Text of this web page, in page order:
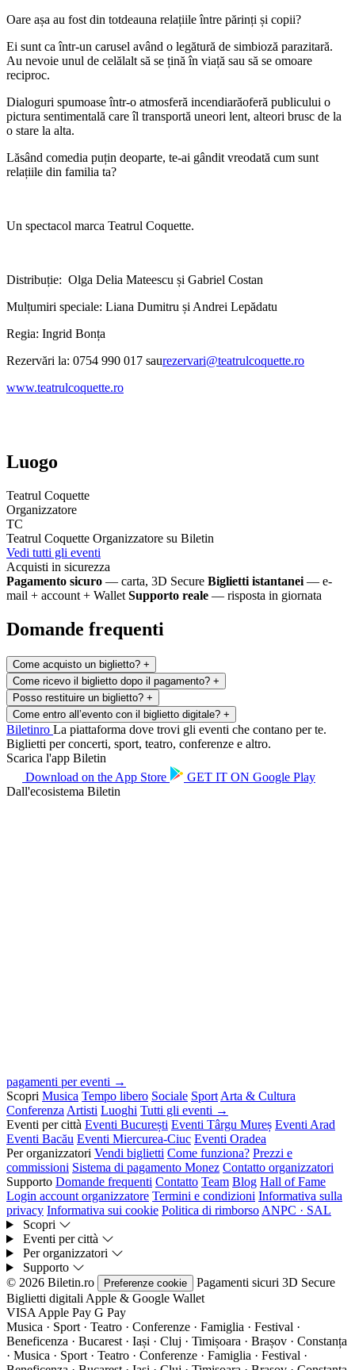
Oare așa au fost din totdeauna relațiile între părinți și copii?
Ei sunt ca într-un carusel având o legătură de simbioză parazitară.
Au nevoie unul de celălalt să se țină în viață sau să se omoare
reciproc.
Dialoguri spumoase într-o atmosferă incendiarăoferă publicului o
pictura sentimentală care îl transportă uneori lent, alteori brusc de la
o stare la alta.
Lăsând comedia puțin deoparte, te-ai gândit vreodată cum sunt
relațiile din familia ta?
Un spectacol marca Teatrul Coquette.
Distribuție: Olga Delia Mateescu și Gabriel Costan
Mulțumiri speciale: Liana Dumitru și Andrei Lepădatu
Regia: Ingrid Bonța
Rezervări la: 0754 990 017 saurezervari@teatrulcoquette.ro
www.teatrulcoquette.ro
Luogo
Teatrul Coquette
Organizzatore
TC
Teatrul Coquette Organizzatore su Biletin
Vedi tutti gli eventi
Acquisti in sicurezza
Pagamento sicuro — carta, 3D Secure Biglietti istantanei — e-
mail + account + Wallet Supporto reale — risposta in giornata
Domande frequenti
Come acquisto un biglietto? +
Come ricevo il biglietto dopo il pagamento? +
Posso restituire un biglietto? +
Come entro all’evento con il biglietto digitale? +
Biletinro La piattaforma dove trovi gli eventi che contano per te.
Biglietti per concerti, sport, teatro, conferenze e altro.
Scarica l'app Biletin
Download on the App Store GET IT ON Google Play
Dall'ecosistema Biletin
pagamenti per eventi →
Scopri Musica Tempo libero Sociale Sport Arta & Cultura
Conferenza Artisti Luoghi Tutti gli eventi →
Eventi per città Eventi București Eventi Târgu Mureș Eventi Arad
Eventi Bacău Eventi Miercurea-Ciuc Eventi Oradea
Per organizzatori Vendi biglietti Come funziona? Prezzi e
commissioni Sistema di pagamento Monez Contatto organizzatori
Supporto Domande frequenti Contatto Team Blog Hall of Fame
Login account organizzatore Termini e condizioni Informativa sulla
privacy Informativa sui cookie Politica di rimborso ANPC · SAL
Scopri
Eventi per città
Per organizzatori
Supporto
© 2026 Biletin.ro
Preferenze cookie Pagamenti sicuri 3D Secure
Biglietti digitali Apple & Google Wallet
VISA Apple Pay G Pay
Musica · Sport · Teatro · Conferenze · Famiglia · Festival ·
Beneficenza · Bucarest · Iași · Cluj · Timișoara · Brașov · Constanța
· Musica · Sport · Teatro · Conferenze · Famiglia · Festival ·